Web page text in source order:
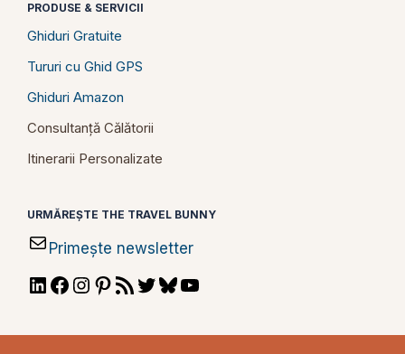
PRODUSE & SERVICII
Ghiduri Gratuite
Tururi cu Ghid GPS
Ghiduri Amazon
Consultanță Călătorii
Itinerarii Personalizate
URMĂREȘTE THE TRAVEL BUNNY
Primește newsletter
LinkedIn
Facebook
Instagram
Pinterest
RSSTwitterBluesky